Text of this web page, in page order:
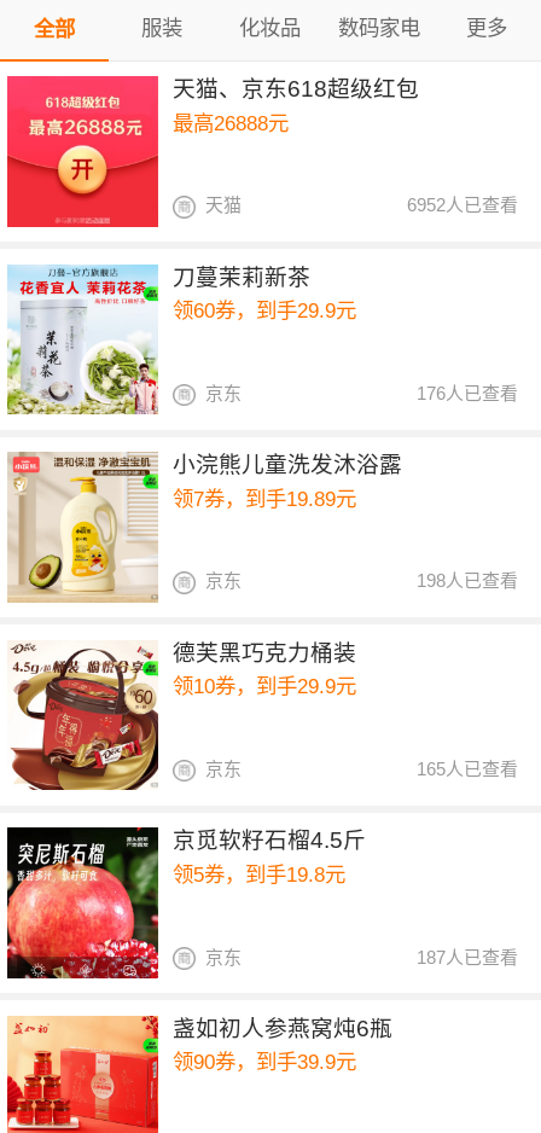
全部 服装 化妆品 数码家电 更多
天猫、京东618超级红包
最高26888元
6952人已查看
天猫
刀蔓茉莉新茶
领60券，到手29.9元
176人已查看
京东
小浣熊儿童洗发沐浴露
领7券，到手19.89元
198人已查看
京东
德芙黑巧克力桶装
领10券，到手29.9元
165人已查看
京东
京觅软籽石榴4.5斤
领5券，到手19.8元
187人已查看
京东
盏如初人参燕窝炖6瓶
领90券，到手39.9元